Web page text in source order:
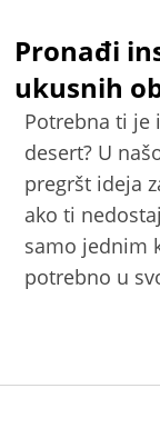
Pronađi
ukusnih
Potrebna ti je
desert? U
pregršt ideja
ako ti
samo jednim
potrebno u